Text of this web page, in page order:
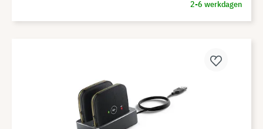
2-6 werkdagen